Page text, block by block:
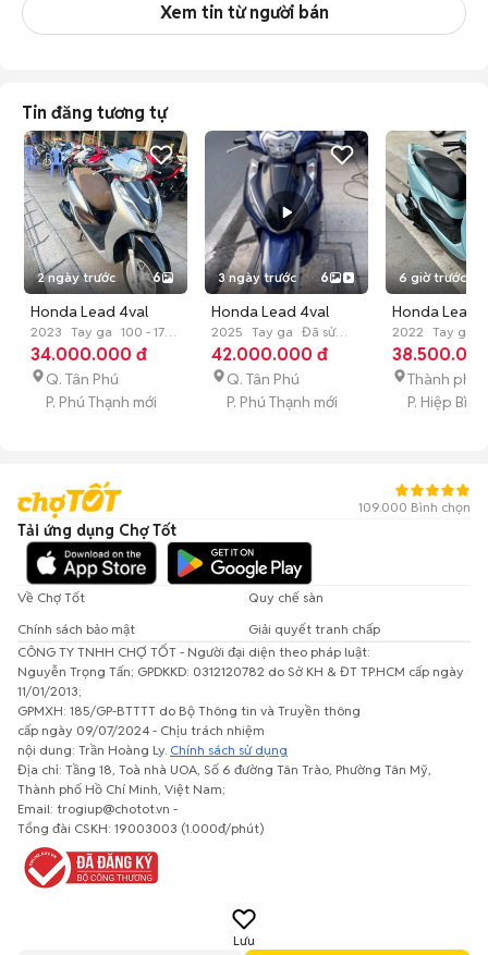
Xem tin từ người bán
Tin đăng tương tự
2 ngày trước 6
Honda Lead 4val
2023 Bạc Đã sử dụng
2023 Tay ga 100 - 175
cc
Đã sử dụng
34.000.000 đ
Q. Tân Phú
P. Phú Thạnh mới
3 ngày trước 6
Honda Lead 4val
2025 Xanh
2025 Tay ga Đã sử
dụng
42.000.000 đ
Q. Tân Phú
P. Phú Thạnh mới
6 giờ trước
Honda Lead
2022 Xanh(
Hỗtrợgóp
2022 Tay ga
dụng
Thành phố
P. Hiệp
Lưu
109.000 Bình chọn
Tải ứng dụng Chợ Tốt
Về Chợ Tốt
Quy chế sàn
Chính sách bảo mật
Giải quyết tranh chấp
CÔNG TY TNHH CHỢ TỐT - Người đại diện theo pháp luật:
Nguyễn Trọng Tấn; GPDKKD: 0312120782 do Sở KH & ĐT TP.HCM cấp ngày
11/01/2013;
GPMXH: 185/GP-BTTTT do Bộ Thông tin và Truyền thông
cấp ngày 09/07/2024 - Chịu trách nhiệm
nội dung: Trần Hoàng Ly. Chính sách sử dụng
Địa chỉ: Tầng 18, Toà nhà UOA, Số 6 đường Tân Trào, Phường Tân Mỹ,
Thành phố Hồ Chí Minh, Việt Nam;
Email: trogiup@chotot.vn -
Tổng đài CSKH: 19003003 (1.000đ/phút)